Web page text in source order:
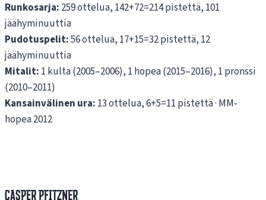
Runkosarja: 259 ottelua, 142+72=214 pistettä, 101
jäähyminuuttia
Pudotuspelit:56 ottelua, 17+15=32 pistettä, 12
jäähyminuuttia
Mitalit: 1 kulta (2005–2006), 1 hopea (2015–2016), 1 pronssi
(2010–2011)
Kansainvälinen ura: 13 ottelua, 6+5=11 pistettä · MM-
hopea 2012
Casper Pfitzner